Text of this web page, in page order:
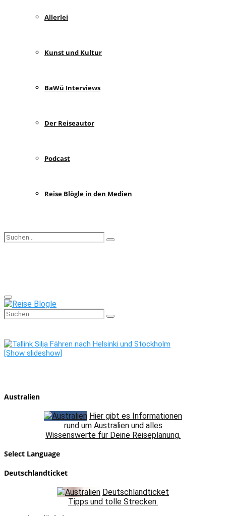
Allerlei
Kunst und Kultur
BaWü Interviews
Der Reiseautor
Podcast
Reise Blögle in den Medien
Search
Search
Primary
Menu
Search
for:
Search
[Show slideshow]
Australien
Hier gibt es Informationen
rund um Australien und alles
Wissenswerte für Deine Reiseplanung.
Select Language
Deutschlandticket
Deutschlandticket
Tipps und tolle Strecken.